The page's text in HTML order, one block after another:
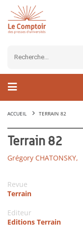
ACCUEIL TERRAIN 82
Terrain 82
Grégory CHATONSKY,
Revue
Terrain
Editeur
Editions Terrain